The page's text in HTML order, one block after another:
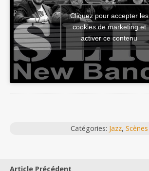
Cliquez pour accepter les
cookies de marketing et
activer ce contenu
Catégories: Jazz, Scènes
Article Précédent